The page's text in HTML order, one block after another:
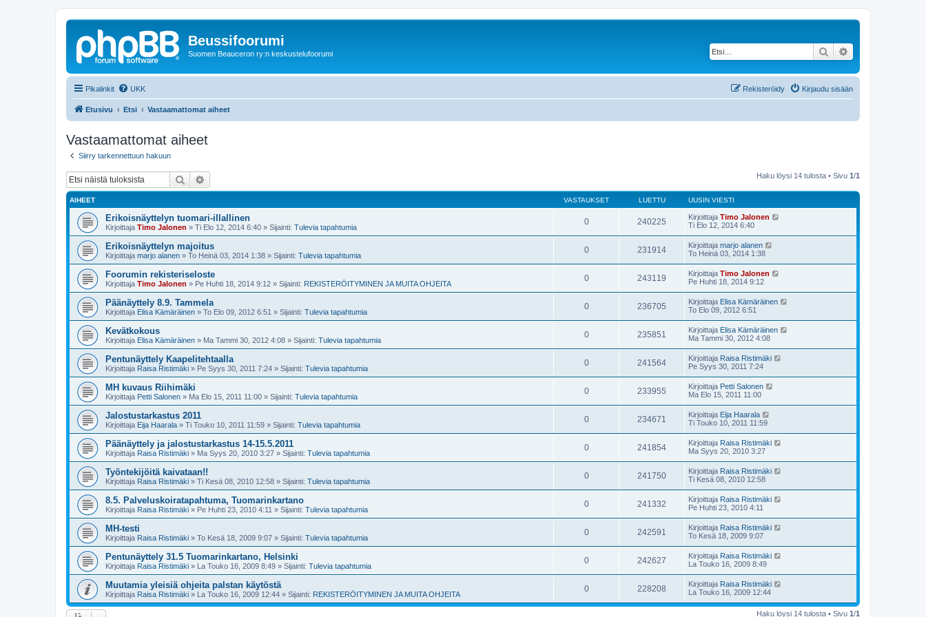
Beussifoorumi
Suomen Beauceron ry:n keskustelufoorumi Etsi
Pikalinkit UKK Kirjaudu sisään
Rekisteröidy
Etusivu Etsi Vastaamattomat aiheet
Vastaamattomat aiheet
Siirry tarkennettuun hakuun
Etsi Haku löysi 14 tulosta • Sivu 1/1
AIHEET VASTAUKSET LUETTU UUSIN VIESTI
Erikoisnäyttelyn tuomari-illallinen
Kirjoittaja Timo Jalonen » Ti Elo 12, 2014 6:40 » Sijainti: Tulevia tapahtumia
0 240225 Kirjoittaja Timo Jalonen
Ti Elo 12, 2014 6:40
Erikoisnäyttelyn majoitus
Kirjoittaja marjo alanen » To Heinä 03, 2014 1:38 » Sijainti: Tulevia tapahtumia
0 231914 Kirjoittaja marjo alanen
To Heinä 03, 2014 1:38
Foorumin rekisteriseloste
Kirjoittaja Timo Jalonen » Pe Huhti 18, 2014 9:12 » Sijainti: REKISTERÖITYMINEN JA MUITA OHJEITA
0 243119 Kirjoittaja Timo Jalonen
Pe Huhti 18, 2014 9:12
Päänäyttely 8.9. Tammela
Kirjoittaja Elisa Kämäräinen » To Elo 09, 2012 6:51 » Sijainti: Tulevia tapahtumia
0 236705 Kirjoittaja Elisa Kämäräinen
To Elo 09, 2012 6:51
Kevätkokous
Kirjoittaja Elisa Kämäräinen » Ma Tammi 30, 2012 4:08 » Sijainti: Tulevia tapahtumia
0 235851 Kirjoittaja Elisa Kämäräinen
Ma Tammi 30, 2012 4:08
Pentunäyttely Kaapelitehtaalla
Kirjoittaja Raisa Ristimäki » Pe Syys 30, 2011 7:24 » Sijainti: Tulevia tapahtumia
0 241564 Kirjoittaja Raisa Ristimäki
Pe Syys 30, 2011 7:24
MH kuvaus Riihimäki
Kirjoittaja Petti Salonen » Ma Elo 15, 2011 11:00 » Sijainti: Tulevia tapahtumia
0 233955 Kirjoittaja Petti Salonen
Ma Elo 15, 2011 11:00
Jalostustarkastus 2011
Kirjoittaja Eija Haarala » Ti Touko 10, 2011 11:59 » Sijainti: Tulevia tapahtumia
0 234671 Kirjoittaja Eija Haarala
Ti Touko 10, 2011 11:59
Päänäyttely ja jalostustarkastus 14-15.5.2011
Kirjoittaja Raisa Ristimäki » Ma Syys 20, 2010 3:27 » Sijainti: Tulevia tapahtumia
0 241854 Kirjoittaja Raisa Ristimäki
Ma Syys 20, 2010 3:27
Työntekijöitä kaivataan!!
Kirjoittaja Raisa Ristimäki » Ti Kesä 08, 2010 12:58 » Sijainti: Tulevia tapahtumia
0 241750 Kirjoittaja Raisa Ristimäki
Ti Kesä 08, 2010 12:58
8.5. Palveluskoiratapahtuma, Tuomarinkartano
Kirjoittaja Raisa Ristimäki » Pe Huhti 23, 2010 4:11 » Sijainti: Tulevia tapahtumia
0 241332 Kirjoittaja Raisa Ristimäki
Pe Huhti 23, 2010 4:11
MH-testi
Kirjoittaja Raisa Ristimäki » To Kesä 18, 2009 9:07 » Sijainti: Tulevia tapahtumia
0 242591 Kirjoittaja Raisa Ristimäki
To Kesä 18, 2009 9:07
Pentunäyttely 31.5 Tuomarinkartano, Helsinki
Kirjoittaja Raisa Ristimäki » La Touko 16, 2009 8:49 » Sijainti: Tulevia tapahtumia
0 242627 Kirjoittaja Raisa Ristimäki
La Touko 16, 2009 8:49
Muutamia yleisiä ohjeita palstan käytöstä
Kirjoittaja Raisa Ristimäki » La Touko 16, 2009 12:44 » Sijainti: REKISTERÖITYMINEN JA MUITA OHJEITA
0 228208 Kirjoittaja Raisa Ristimäki
La Touko 16, 2009 12:44
Haku löysi 14 tulosta • Sivu 1/1